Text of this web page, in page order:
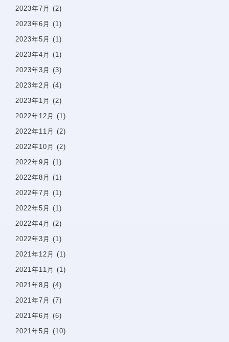
矯正治療案内
矯正症例
アクセス
無料相談予約
プライバシーポリシー
問診票
2023年7月 (2)
2023年6月 (1)
2023年5月 (1)
2023年4月 (1)
2023年3月 (3)
2023年2月 (4)
2023年1月 (2)
2022年12月 (1)
2022年11月 (2)
2022年10月 (2)
2022年9月 (1)
2022年8月 (1)
2022年7月 (1)
2022年5月 (1)
2022年4月 (2)
2022年3月 (1)
2021年12月 (1)
2021年11月 (1)
2021年8月 (4)
2021年7月 (7)
2021年6月 (6)
2021年5月 (10)